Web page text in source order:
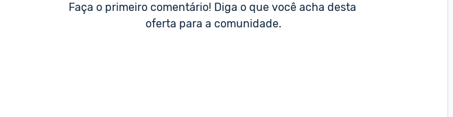
Faça o primeiro comentário! Diga o que você acha desta
oferta para a comunidade.